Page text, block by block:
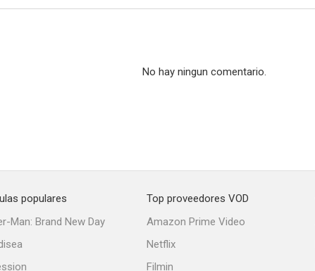
No hay ningun comentario.
populares
Man: Brand New Day
Top proveedores VOD
Amazon Prime Video
Netflix
Filmin